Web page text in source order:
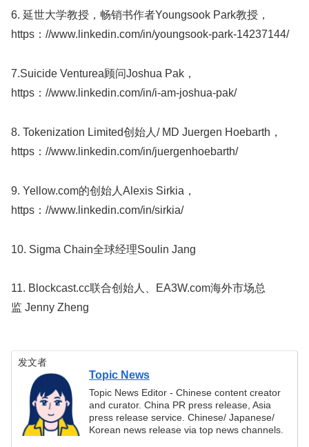
6. 延世大学教授，畅销书作者Youngsook Park教授，
https：//www.linkedin.com/in/youngsook-park-14237144/
7.Suicide Venturea顾问Joshua Pak，
https：//www.linkedin.com/in/i-am-joshua-pak/
8. Tokenization Limited创始人/ MD Juergen Hoebarth，
https：//www.linkedin.com/in/juergenhoebarth/
9. Yellow.com的创始人Alexis Sirkia，
https：//www.linkedin.com/in/sirkia/
10. Sigma Chain全球经理Soulin Jang
11. Blockcast.cc联合创始人、EA3W.com海外市场总
监 Jenny Zheng
发文者
Topic News
Topic News Editor - Chinese content creator
and curator. China PR press release, Asia
press release service. Chinese/ Japanese/
Korean news release via top news channels.